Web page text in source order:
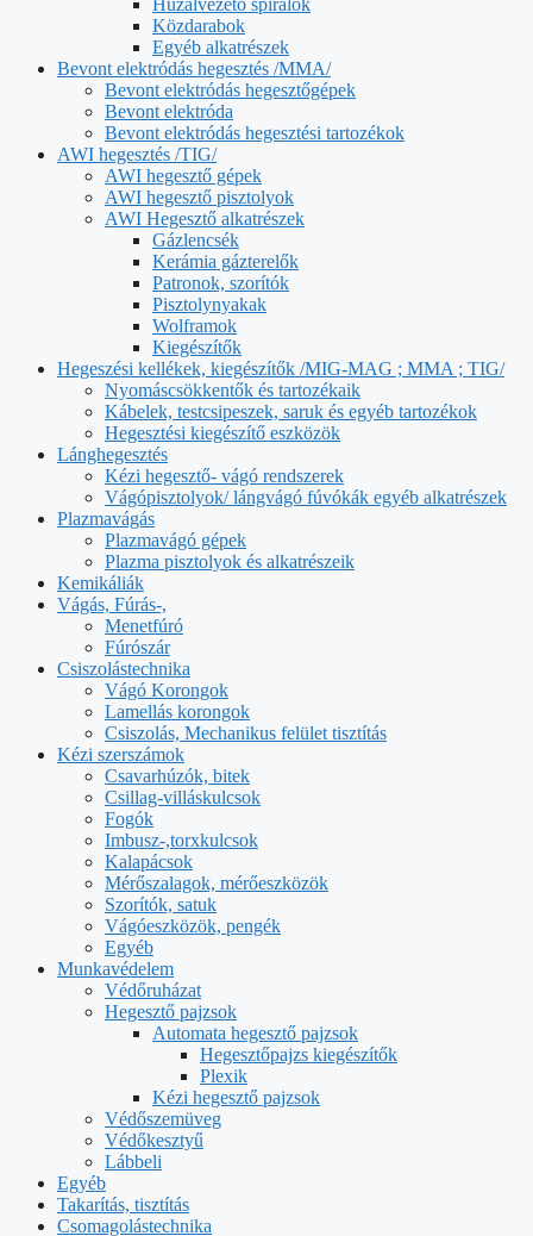
Huzalvezető spirálok
Közdarabok
Egyéb alkatrészek
Bevont elektródás hegesztés /MMA/
Bevont elektródás hegesztőgépek
Bevont elektróda
Bevont elektródás hegesztési tartozékok
AWI hegesztés /TIG/
AWI hegesztő gépek
AWI hegesztő pisztolyok
AWI Hegesztő alkatrészek
Gázlencsék
Kerámia gázterelők
Patronok, szorítók
Pisztolynyakak
Wolframok
Kiegészítők
Hegeszési kellékek, kiegészítők /MIG-MAG ; MMA ; TIG/
Nyomáscsökkentők és tartozékaik
Kábelek, testcsipeszek, saruk és egyéb tartozékok
Hegesztési kiegészítő eszközök
Lánghegesztés
Kézi hegesztő- vágó rendszerek
Vágópisztolyok/ lángvágó fúvókák egyéb alkatrészek
Plazmavágás
Plazmavágó gépek
Plazma pisztolyok és alkatrészeik
Kemikáliák
Vágás, Fúrás-,
Menetfúró
Fúrószár
Csiszolástechnika
Vágó Korongok
Lamellás korongok
Csiszolás, Mechanikus felület tisztítás
Kézi szerszámok
Csavarhúzók, bitek
Csillag-villáskulcsok
Fogók
Imbusz-,torxkulcsok
Kalapácsok
Mérőszalagok, mérőeszközök
Szorítók, satuk
Vágóeszközök, pengék
Egyéb
Munkavédelem
Védőruházat
Hegesztő pajzsok
Automata hegesztő pajzsok
Hegesztőpajzs kiegészítők
Plexik
Kézi hegesztő pajzsok
Védőszemüveg
Védőkesztyű
Lábbeli
Egyéb
Takarítás, tisztítás
Csomagolástechnika